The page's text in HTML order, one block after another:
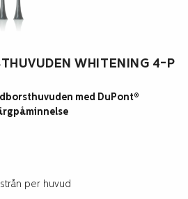
WHITENING 4-P
med DuPont®
per huvud